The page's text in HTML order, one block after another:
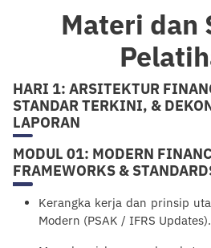
Materi dan
HARI 1: ARSITEKTUR
STANDAR TERKINI, &
LAPORAN
MODUL 01: MODERN
FRAMEWORKS &
Kerangka kerja dan prinsip
Modern (PSAK / IFRS Updates).